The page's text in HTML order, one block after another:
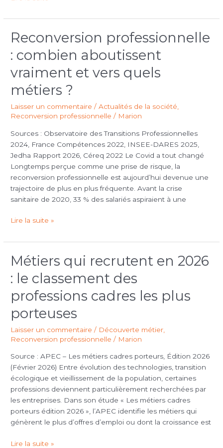
Reconversion professionnelle
: combien aboutissent
vraiment et vers quels
métiers ?
Laisser un commentaire /Actualités de la société
Reconversion professionnelle / Marion
Sources : Observatoire des Transitions Professionnelles
2024, France Compétences 2022, INSEE-DARES 2025,
Jedha Rapport 2026, Céreq 2022 Le Covid a tout changé
Longtemps perçue comme une prise de risque, la
reconversion professionnelle est aujourd’hui devenue une
trajectoire de plus en plus fréquente. Avant la crise
sanitaire de 2020, 33 % des salariés aspiraient à une
Reconversion
professionnelle
:
combien
aboutissent
vraiment
vers
métiers
?
Lire la suite »
Métiers qui recrutent en 2026
: le classement des
professions cadres les plus
porteuses
Laisser un commentaire / Découverte métier
Reconversion professionnelle / Marion
Source : APEC – Les métiers cadres porteurs, Édition 2026
(Février 2026) Entre évolution des technologies, transition
écologique et vieillissement de la population, certaines
professions deviennent particulièrement recherchées par
les entreprises. Dans son étude « Les métiers cadres
porteurs édition 2026 », l’APEC identifie les métiers qui
génèrent le plus d’offres d’emploi ou dont la croissance est
Métiers
qui
recrutent
2026
le
classement
professions
cadres
les
plus
porteuses
Lire la suite »